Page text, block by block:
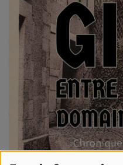
La Radio
EQUIPE
PODCASTS
INTERVIEW
Musique
TITRES DIFFUSÉS